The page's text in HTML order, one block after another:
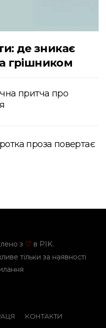
де зникає
грішником
притча про
проза повертає
з ♡ в PIK.
тільки за наявності
КОНТАКТИ